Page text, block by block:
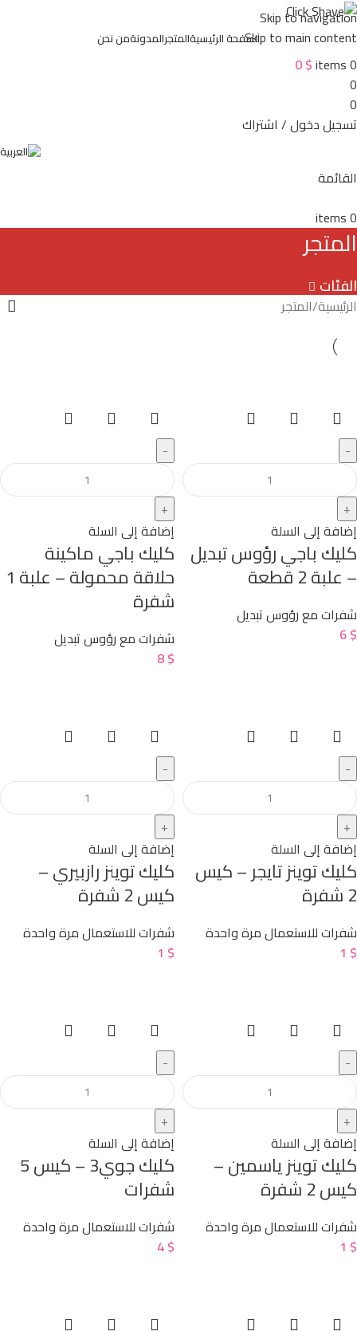
Skip to navigation
Skip to main contentالصفحة الرئيسيةالمتجرالمدونةمن نحن
0
items
0$
0
0
تسجيل دخول / اشتراك
القائمة
0
items
المتجر
الفئات
الرئيسية المتجر
إضافة إلى السلة
كليك باجي رؤوس تبديل
– علبة 2 قطعة
شفرات مع رؤوس تبديل
6$
إضافة إلى السلة
كليك باجي ماكينة
حلاقة محمولة – علبة 1
شفرة
شفرات مع رؤوس تبديل
8$
إضافة إلى السلة
كليك توينز تايجر – كيس
2 شفرة
شفرات للاستعمال مرة واحدة
1 $
إضافة إلى السلة
كليك توينز رازبيري –
كيس 2 شفرة
شفرات للاستعمال مرة واحدة
1 $
إضافة إلى السلة
كليك توينز ياسمين –
كيس 2 شفرة
شفرات للاستعمال مرة واحدة
1 $
إضافة إلى السلة
كليك جوي3 – كيس 5
شفرات
شفرات للاستعمال مرة واحدة
4$